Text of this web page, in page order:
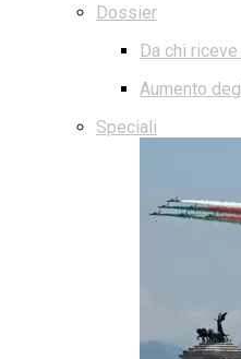
Dossier
Da chi
Aumento
Speciali